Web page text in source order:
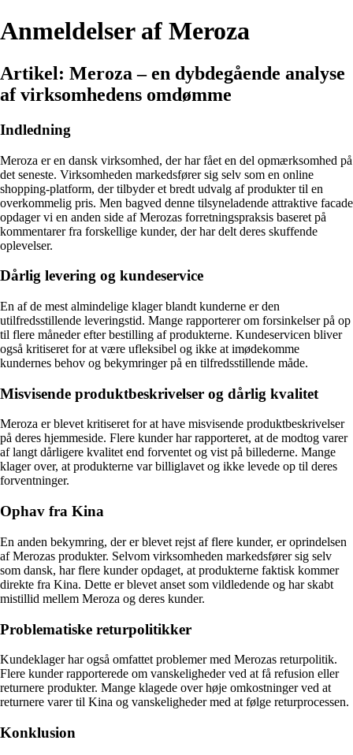
Anmeldelser af Meroza
Artikel: Meroza – en dybdegående analyse
af virksomhedens omdømme
Indledning
Meroza er en dansk virksomhed, der har fået en del opmærksomhed på
det seneste. Virksomheden markedsfører sig selv som en online
shopping-platform, der tilbyder et bredt udvalg af produkter til en
overkommelig pris. Men bagved denne tilsyneladende attraktive facade
opdager vi en anden side af Merozas forretningspraksis baseret på
kommentarer fra forskellige kunder, der har delt deres skuffende
oplevelser.
Dårlig levering og kundeservice
En af de mest almindelige klager blandt kunderne er den
utilfredsstillende leveringstid. Mange rapporterer om forsinkelser på op
til flere måneder efter bestilling af produkterne. Kundeservicen bliver
også kritiseret for at være ufleksibel og ikke at imødekomme
kundernes behov og bekymringer på en tilfredsstillende måde.
Misvisende produktbeskrivelser og dårlig kvalitet
Meroza er blevet kritiseret for at have misvisende produktbeskrivelser
på deres hjemmeside. Flere kunder har rapporteret, at de modtog varer
af langt dårligere kvalitet end forventet og vist på billederne. Mange
klager over, at produkterne var billiglavet og ikke levede op til deres
forventninger.
Ophav fra Kina
En anden bekymring, der er blevet rejst af flere kunder, er oprindelsen
af Merozas produkter. Selvom virksomheden markedsfører sig selv
som dansk, har flere kunder opdaget, at produkterne faktisk kommer
direkte fra Kina. Dette er blevet anset som vildledende og har skabt
mistillid mellem Meroza og deres kunder.
Problematiske returpolitikker
Kundeklager har også omfattet problemer med Merozas returpolitik.
Flere kunder rapporterede om vanskeligheder ved at få refusion eller
returnere produkter. Mange klagede over høje omkostninger ved at
returnere varer til Kina og vanskeligheder med at følge returprocessen.
Konklusion